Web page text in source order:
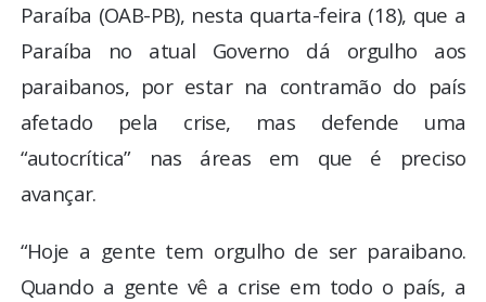
Paraíba (OAB-PB), nesta quarta-feira (18), que a
Paraíba no atual Governo dá orgulho aos
paraibanos, por estar na contramão do país
afetado pela crise, mas defende uma
“autocrítica” nas áreas em que é preciso
avançar.
“Hoje a gente tem orgulho de ser paraibano.
Quando a gente vê a crise em todo o país, a